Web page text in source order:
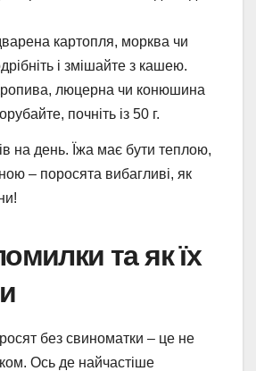
картопля, морква чи
і змішайте з кашею.
люцерна чи конюшина
почніть із 50 г.
на день. Їжа має бути теплою,
– поросята вибагливі, як
та як їх
без свиноматки – це не
Ось де найчастіше